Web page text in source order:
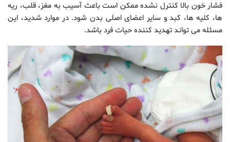
فشار خون بالا کنترل نشده ممکن است باعث آسیب به مغز، قلب، ریه
ها، کلیه ها، کبد و سایر اعضای اصلی بدن شود. در موارد شدید، این
مسئله می تواند تهدید کننده حیات فرد باشد.